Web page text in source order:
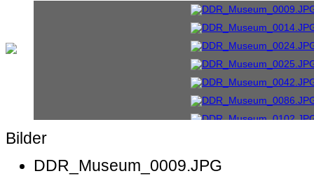
Bilder
DDR_Museum_0009.JPG